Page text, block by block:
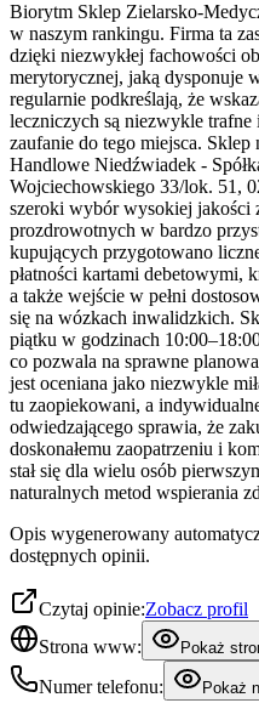
Biorytm Sklep Zielarsko-
w naszym rankingu. Firma ta
dzięki niezwykłej fachowości
merytorycznej, jaką dysponuje
regularnie podkreślają, że
leczniczych są niezwykle trafne
zaufanie do tego miejsca. Sklep
Handlowe Niedźwiadek -
Wojciechowskiego 33/lok. 51,
szeroki wybór wysokiej jakości
prozdrowotnych w bardzo
kupujących przygotowano
płatności kartami
a także wejście w pełni
się na wózkach inwalidzkich.
piątku w godzinach
co pozwala na sprawne
jest oceniana jako niezwykle
tu zaopiekowani, a
odwiedzającego sprawia, że
doskonałemu zaopatrzeniu i
stał się dla wielu osób
naturalnych metod wspierania
Opis wygenerowany
dostępnych opinii.
Czytaj opinie:Zobacz profil
Strona www:
Pokaż
Numer telefonu: Pokaż